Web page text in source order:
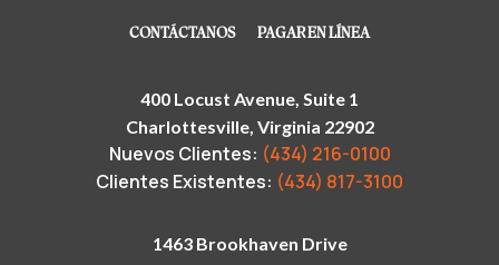
CONTÁCTANOS PAGAR EN LÍNEA
400 Locust Avenue, Suite 1
Charlottesville, Virginia 22902
Nuevos Clientes: (434) 216-0100
Clientes Existentes: (434) 817-3100
1463 Brookhaven Drive